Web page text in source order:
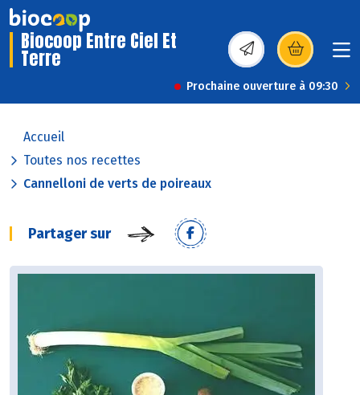
Biocoop Entre Ciel Et
Terre (s’ouvre dans une
Prochaine ouverture à 09:30
Accueil
Toutes nos recettes
Cannelloni de verts de poireaux
Partager sur